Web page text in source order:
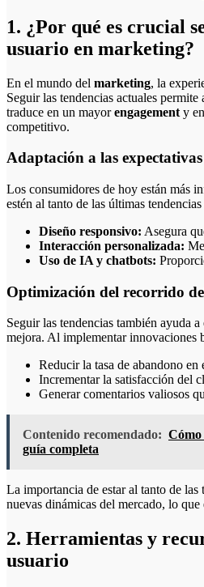
1. ¿Por qué es crucial
usuario en marketing?
En el mundo del marketing, la
Seguir las tendencias actuales
traduce en un mayorengagement y
competitivo.
Adaptación a las
Los consumidores de hoy están más
estén al tanto de las últimas
Diseño responsivo: Asegura
Interacción personalizada:
Uso de IA y chatbots:
Optimización del recorrido
Seguir las tendencias también ayuda
mejora. Al implementar innovaciones
Reducir la tasa de abandono en
Incrementar la satisfacción del
Generar comentarios valiosos
Contenido recomendado: Cómo
guía completa
La importancia de estar al tanto de las
nuevas dinámicas del mercado, lo
2. Herramientas y
usuario